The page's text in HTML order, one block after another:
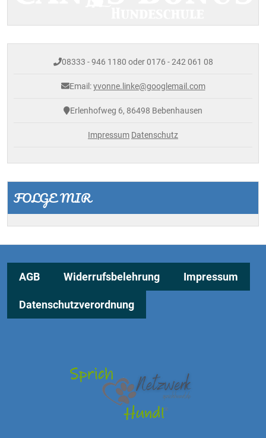
08333 - 946 1180 oder 0176 - 242 061 08
Email:yvonne.linke@googlemail.com
Erlenhofweg 6, 86498 Bebenhausen
Impressum Datenschutz
FOLGE MIR
AGB Widerrufsbelehrung Impressum
Datenschutzverordnung